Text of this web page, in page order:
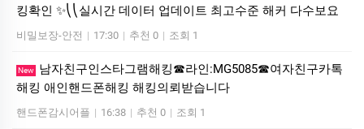
킹확인 ✨⎝⎝실시간 데이터 업데이트 최고수준 해커 다수보요
비밀보장-안전 | 17:30 | 추천 0 | 조회 1
New
남자친구인스타그램해킹☎라인:MG5085☎여자친구카톡
해킹 애인핸드폰해킹 해킹의뢰받습니다
핸드폰감시어플 | 16:38 | 추천 0 | 조회 1